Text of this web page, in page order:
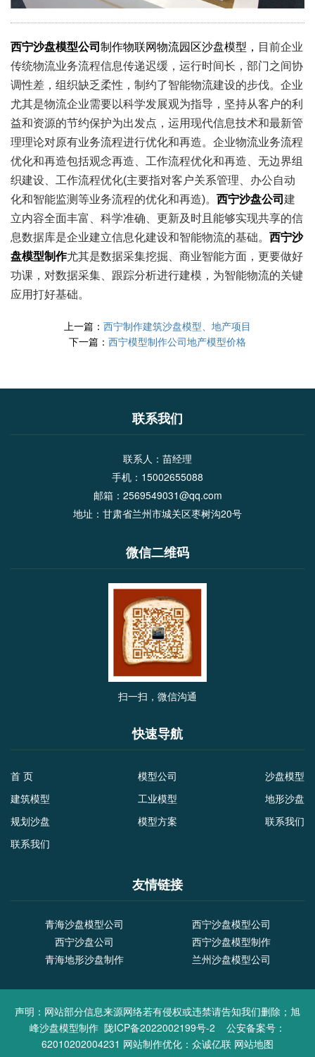
西宁沙盘模型公司制作物联网物流园区沙盘模型， 目前企业
传统物流业务流程信息传递迟缓，运行时间长，部门之间协
调性差，组织缺乏柔性，制约了智能物流建设的步伐。企业
尤其是物流企业需要以科学发展观为指导，坚持从客户的利
益和资源的节约保护为出发点，运用现代信息技术和最新管
理理论对原有业务流程进行优化和再造。企业物流业务流程
优化和再造包括观念再造、工作流程优化和再造、无边界组
织建设、工作流程优化(主要指对客户关系管理、办公自动
化和智能监测等业务流程的优化和再造)。 西宁沙盘公司建
立内容全面丰富、科学准确、更新及时且能够实现共享的信
息数据库是企业建立信息化建设和智能物流的基础。 西宁沙
盘模型制作尤其是数据采集挖掘、商业智能方面，更要做好
功课，对数据采集、跟踪分析进行建模，为智能物流的关键
应用打好基础。
上一篇： 西宁制作建筑沙盘模型、地产项目
下一篇： 西宁模型制作公司地产模型价格
联系我们
联系人：苗经理
手机：15002655088
邮箱：2569549031@qq.com
地址：甘肃省兰州市城关区枣树沟20号
微信二维码
扫一扫，微信沟通
快速导航
首 页 模型公司
沙盘模型
建筑模型
工业模型
地形沙盘
规划沙盘
模型方案
联系我们
联系我们
友情链接
青海沙盘模型公司
西宁沙盘模型公司
西宁沙盘公司
西宁沙盘模型制作
青海地形沙盘制作
兰州沙盘模型公司
声明：网站部分信息来源网络若有侵权或违禁请告知我们删除；旭
峰沙盘模型制作 陇ICP备2022002199号-2
公安备案号：
62010202004231 网站制作优化： 众诚亿联 网站地图